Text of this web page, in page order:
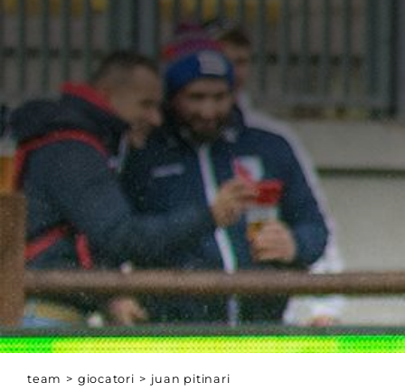
team > giocatori > juan pitinari